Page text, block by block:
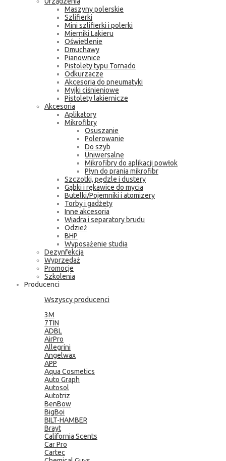
Maszyny polerskie
Szlifierki
Mini szlifierki i polerki
Mierniki Lakieru
Oświetlenie
Dmuchawy
Pianownice
Pistolety typu Tornado
Odkurzacze
Akcesoria do pneumatyki
Myjki ciśnieniowe
Pistolety lakiernicze
Akcesoria
Aplikatory
Mikrofibry
Osuszanie
Polerowanie
Do szyb
Uniwersalne
Mikrofibry do aplikacji powłok
Płyn do prania mikrofibr
Szczotki, pędzle i dustery
Gąbki i rękawice do mycia
Butelki/Pojemniki i atomizery
Torby i gadżety
Inne akcesoria
Wiadra i separatory brudu
Odzież
BHP
Wyposażenie studia
Dezynfekcja
Wyprzedaż
Promocje
Szkolenia
Producenci
Wszyscy producenci
3M
7TIN
ADBL
AirPro
Allegrini
Angelwax
APP
Aqua Cosmetics
Auto Graph
Autosol
Autotriz
BenBow
BigBoi
BILT-HAMBER
Brayt
California Scents
Car Pro
Cartec